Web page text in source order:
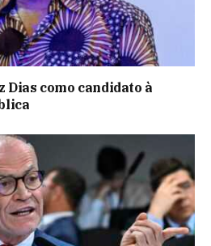
como candidato à